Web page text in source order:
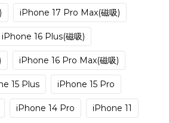
iPhone 17 Pro Max(磁吸)
iPhone 16 Plus(磁吸)
iPhone 16 Pro Max(磁吸)
15 Plus iPhone 15 Pro
iPhone 14 Pro iPhone 11